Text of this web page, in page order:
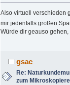
Also virtuell verschieden
mir jedenfalls großen
Würde dir geauso gehen,
gsac
Re:
zum